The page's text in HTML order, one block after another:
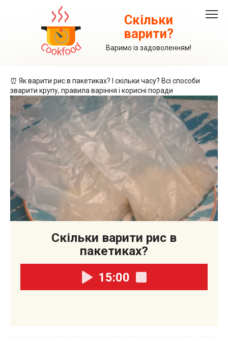
Скільки
варити?
Варимо із задоволенням!
⏰ Як варити рис в пакетиках? І скільки часу? Всі способи
зварити крупу, правила варіння і корисні поради
Скільки варити рис в
пакетиках?
15:00